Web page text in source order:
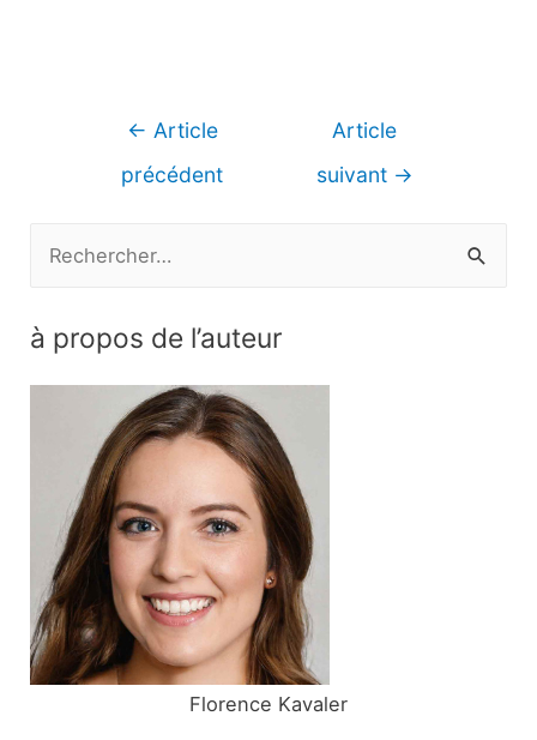
Navigation
← Article
précédent
Article
suivant →
h
:
à propos de l’auteur
Florence Kavaler